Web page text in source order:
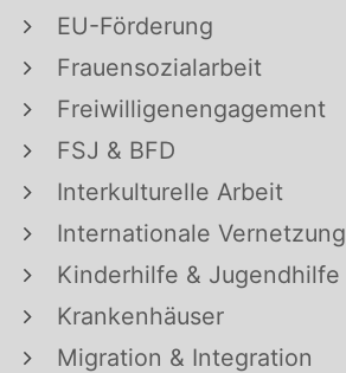
EU-Förderung
Frauensozialarbeit
Freiwilligenengagement
FSJ & BFD
Interkulturelle Arbeit
Internationale Vernetzung
Kinderhilfe & Jugendhilfe
Krankenhäuser
Migration & Integration